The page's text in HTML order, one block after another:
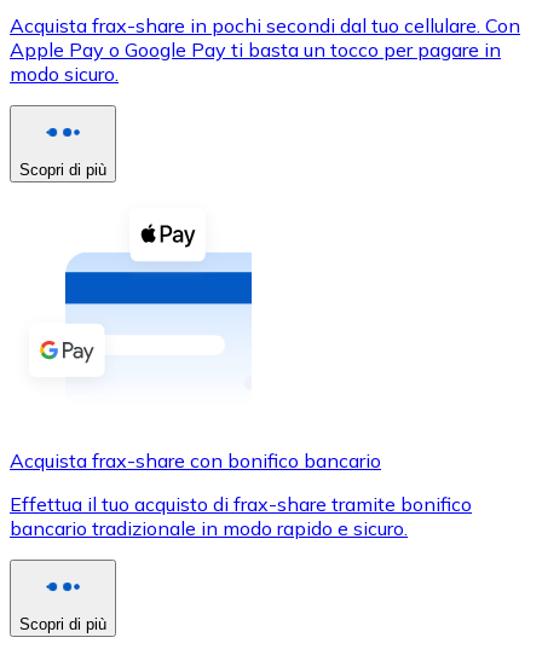
XRP
XRP
Vedi tutto
Buoni cripto
Acquista criptovalute in contanti e altri mezzi di
Acquista con contanti
Bonifico SEPA
Usa le carte Visa e Mastercard per acquistare
Acquista con carta
Acquista frax-share in pochi secondi dal tuo cellulare. Con
Apple Pay o Google Pay ti basta un tocco per pagare in
modo sicuro.
Scopri di più
Acquista frax-share con bonifico bancario
Effettua il tuo acquisto di frax-share tramite bonifico
bancario tradizionale in modo rapido e sicuro.
Scopri di più